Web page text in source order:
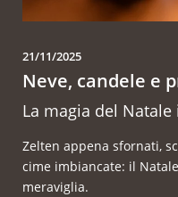
21/11/2025
Neve, candele e
La magia del
Zelten appena sfornati,
cime imbiancate: il
meraviglia.